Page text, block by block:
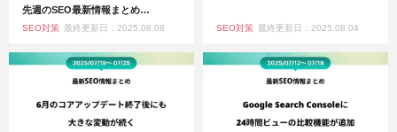
先週のSEO最新情報まとめ
（2025/08/02～08/08)
SEO対策 最終更新日：2025.08.08 SEO対策 最終更新日：2025.08.04